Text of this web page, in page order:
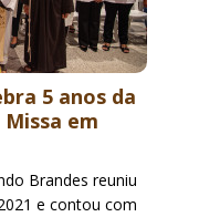
5 anos da
em
Brandes reuniu
e contou com